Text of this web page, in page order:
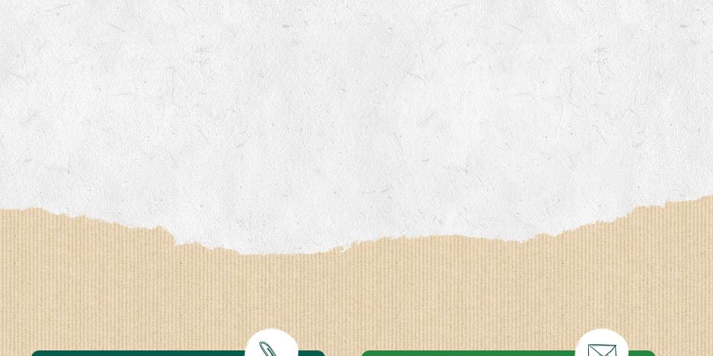
www.bingenheimersaatgut.de
www.aubepin.fr